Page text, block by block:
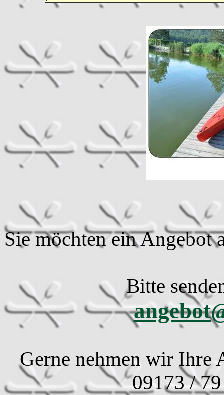
Sie möchten ein Angebot
Bitte
Gerne nehmen wir Ihre
09173 /